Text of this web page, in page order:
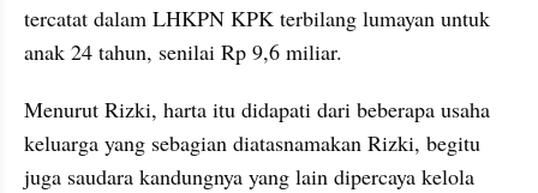
tercatat dalam LHKPN KPK terbilang lumayan untuk
anak 24 tahun, senilai Rp 9,6 miliar.
Menurut Rizki, harta itu didapati dari beberapa usaha
keluarga yang sebagian diatasnamakan Rizki, begitu
juga saudara kandungnya yang lain dipercaya kelola